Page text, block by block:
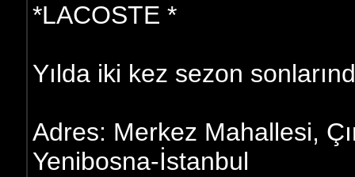
*LACOSTE *
Yılda iki kez sezon
Adres: Merkez Mahallesi,
Yenibosna-İstanbul